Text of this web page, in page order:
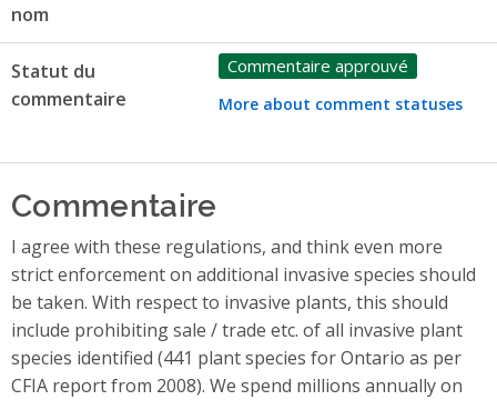
nom
Statut du
commentaire
Commentaire approuvé
More about comment statuses
Commentaire
I agree with these regulations, and think even more
strict enforcement on additional invasive species should
be taken. With respect to invasive plants, this should
include prohibiting sale / trade etc. of all invasive plant
species identified (441 plant species for Ontario as per
CFIA report from 2008). We spend millions annually on